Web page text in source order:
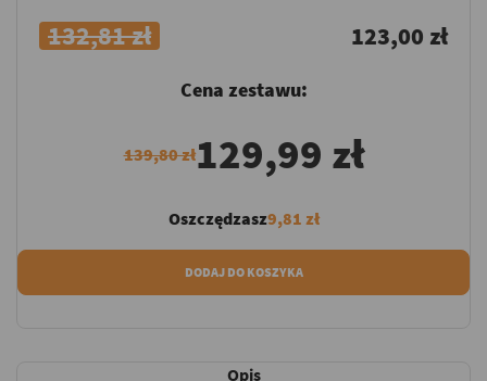
132,81 zł 123,00 zł
Cena zestawu:
139,80 zł129,99 zł
Oszczędzasz9,81 zł
DODAJ DO KOSZYKA
Opis